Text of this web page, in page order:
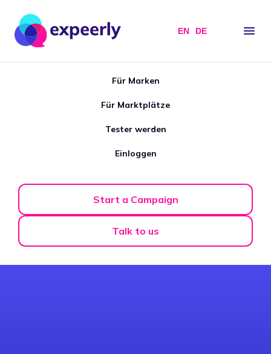
EN DE
Für Marken
Für Marktplätze
Tester werden
Einloggen
Start a Campaign
Talk to us